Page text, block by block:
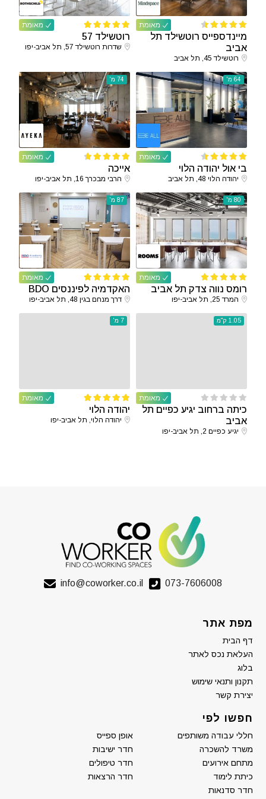
מאומת
מיינדספייס רוטשילד תל
אביב
רוטשילד 45, תל אביב
מאומת
רוטשילד 57
שדרות רוטשילד 57, תל אביב-יפו
מאומת
64 מ'
בי אול יהודה הלוי
יהודה הלוי 48, תל אביב
מאומת
74 מ'
אייכה
הרבי מבכרך 16, תל אביב-יפו
מאומת
80 מ'
רומס נווה צדק תל אביב
המרד 25, תל אביב-יפו
מאומת
87 מ'
האקדמיה לפיננסים BDO
דרך מנחם בגין 48, תל אביב-יפו
מאומת
1.05 ק"מ
כיתה ברחוב יגיע כפיים תל
אביב
יגיע כפיים 2, תל אביב-יפו
מאומת
7 מ'
יהודה הלוי
יהודה הלוי, תל אביב-יפו
מפת אתר
דף הבית
העלאת נכס לאתר
בלוג
תקנון ותנאי שימוש
יצירת קשר
חפשו לפי
חללי עבודה משותפים
אופן ספייס
משרד להשכרה
חדר ישיבות
מתחם אירועים
חדר טיפולים
כיתת לימוד
חדר הרצאות
חדר סדנאות
info@coworker.co.il 073-7606008